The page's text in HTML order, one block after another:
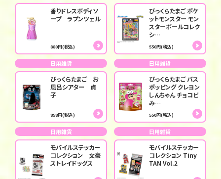
香りドレスボディソ
ープ ラプンツェル
880円(税込)
びっくらたまご ポケ
ットモンスター モン
スターボールコレク
シ…
550円(税込)
日用雑貨
びっくらたまご お
風呂シアター 貞
子
858円(税込)
日用雑貨
びっくらたまご バス
ポッピング クレヨン
しんちゃん チョコビ
み…
550円(税込)
日用雑貨
モバイルステッカー
コレクション 文豪
ストレイドッグス
日用雑貨
モバイルステッカー
コレクション Tiny
TAN Vol.2